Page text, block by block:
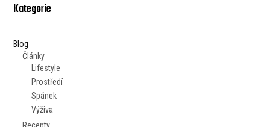
Kategorie
Blog
Články
Lifestyle
Prostředí
Spánek
Výživa